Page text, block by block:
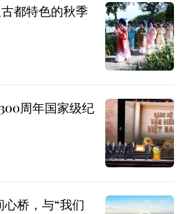
都特色的秋季
周年国家级纪
心桥，与“我们